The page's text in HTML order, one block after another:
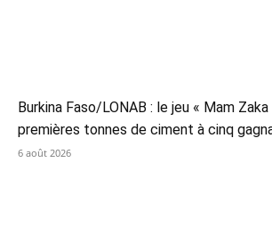
Burkina Faso/LONAB : le jeu « Mam
premières tonnes de ciment à cinq
6 août 2026